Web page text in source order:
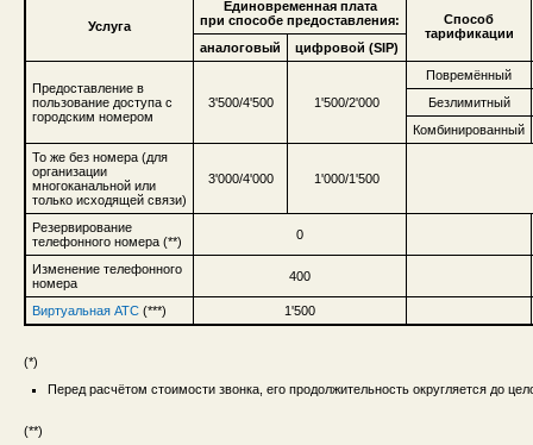
Услуга
Единовременная плата
при способе предоставления:
Способ
тарификации
аналоговый
цифровой (SIP)
Предоставление в
пользование доступа с
городским номером
3'500/4'500 1'500/2'000
Повремённый
Безлимитный
Комбинированный
То же без номера (для
организации
многоканальной или
только исходящей связи)
3'000/4'000 1'000/1'500
Резервирование
телефонного номера (**)
0
Изменение телефонного
номера
400
Виртуальная АТС (***) 1'500
(*)
Перед расчётом стоимости звонка, его продолжительность округляется до
(**)